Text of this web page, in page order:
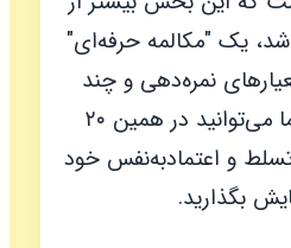
یک "مکالمه حرفه‌ای"
نمره‌دهی و چند
تکنیک کلیدی، شما می‌توانید در همین ۲۰
و اعتمادبه‌نفس خود
بگذارید.